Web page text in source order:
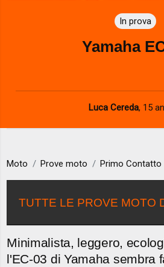
In prova
Yamaha
Luca Cereda, 15
Moto Prove moto Primo Contatto
TUTTE LE PROVE MOTO
Minimalista, leggero,
l'EC-03 di Yamaha sembra